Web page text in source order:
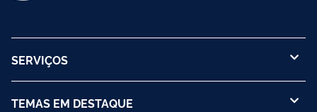
SERVIÇOS
TEMAS EM DESTAQUE